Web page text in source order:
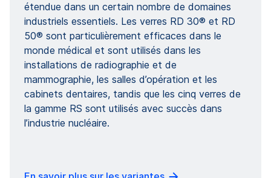
étendue dans un certain nombre de domaines
industriels essentiels. Les verres RD 30® et RD
50® sont particulièrement efficaces dans le
monde médical et sont utilisés dans les
installations de radiographie et de
mammographie, les salles d’opération et les
cabinets dentaires, tandis que les cinq verres de
la gamme RS sont utilisés avec succès dans
l’industrie nucléaire.